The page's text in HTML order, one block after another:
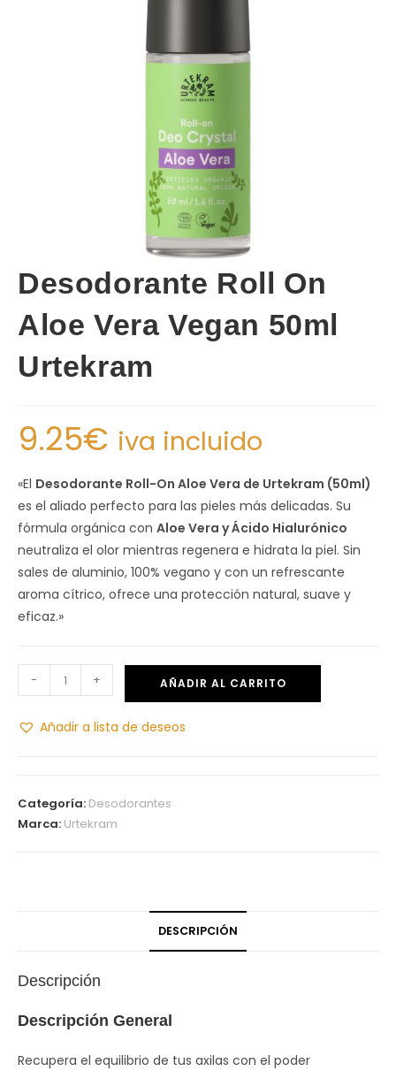
Desodorante Roll On
Aloe Vera Vegan 50ml
Urtekram
9.25€ iva incluido
«El Desodorante Roll-On Aloe Vera de Urtekram (50ml)
es el aliado perfecto para las pieles más delicadas. Su
fórmula orgánica con Aloe Vera y Ácido Hialurónico
neutraliza el olor mientras regenera e hidrata la piel. Sin
sales de aluminio, 100% vegano y con un refrescante
aroma cítrico, ofrece una protección natural, suave y
eficaz.»
- + AÑADIR AL CARRITO
Añadir a lista de deseos
Categoría: Desodorantes
Marca: Urtekram
DESCRIPCIÓN
Descripción
Descripción General
Recupera el equilibrio de tus axilas con el poder